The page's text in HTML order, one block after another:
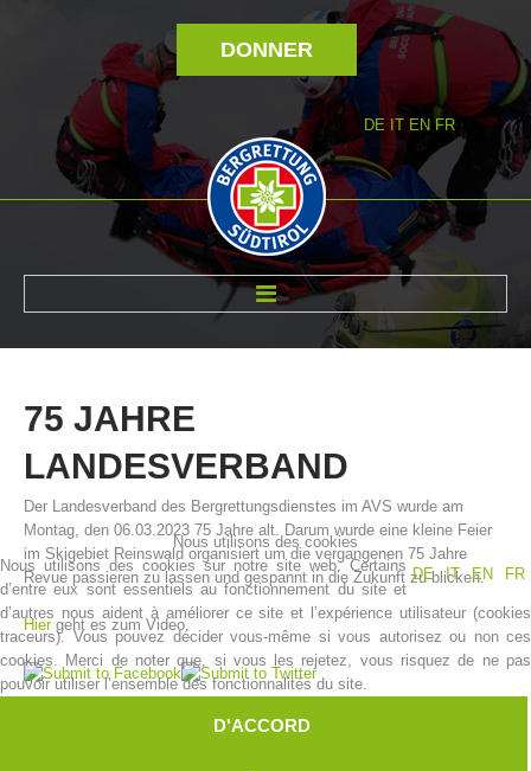
DONNER
DE IT EN FR
75 JAHRE
LANDESVERBAND
Der Landesverband des Bergrettungsdienstes im AVS wurde am
Montag, den 06.03.2023 75 Jahre alt. Darum wurde eine kleine Feier
im Skigebiet Reinswald organisiert um die vergangenen 75 Jahre
Revue passieren zu lassen und gespannt in die Zukunft zu blicken.
Hiergeht es zum Video.
Nous utilisons des cookies
DE
IT EN FR
Nous utilisons des cookies sur notre site web. Certains
d’entre eux sont essentiels au fonctionnement du site et
d’autres nous aident à améliorer ce site et l’expérience utilisateur (cookies
traceurs). Vous pouvez décider vous-même si vous autorisez ou non ces
cookies. Merci de noter que, si vous les rejetez, vous risquez de ne pas
pouvoir utiliser l’ensemble des fonctionnalités du site.
D'ACCORD